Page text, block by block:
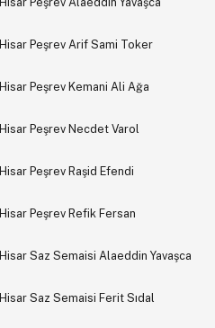
Hisar Peşrev Arif Sami Toker
Hisar Peşrev Kemani Ali Ağa
Hisar Peşrev Necdet Varol
Hisar Peşrev Raşid Efendi
Hisar Peşrev Refik Fersan
Hisar Saz Semaisi Alaeddin Yavaşca
Hisar Saz Semaisi Ferit Sıdal